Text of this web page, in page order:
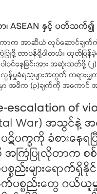
၊ ASEAN နှင့် ပတ်သက်
ာက အာဆီယံ လုပ်ဆောင်ချက်ကို
ပြုဖို့ တာဝန်ရှိပါတယ်။ ထုတ်ပြ
ပါဝင်နေခြင်းအား အဆုံးသတ်
လွန်မှုခံရသူများအတွက် တရားမ
မှာ အဓိက (၃)ချက်ကို အကော
escalation of
War) အသွင်နဲ့
ပက္ခကို ခံစားနေရ
အကြံပြုလိုတာက စ
စည်းများရောက်ရှိ
စ္စည်းတွေ ဝယ်ယူ